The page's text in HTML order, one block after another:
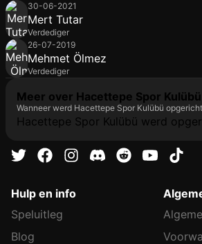
30-06-2021
Mert Tutar
Verdediger
26-07-2019
Mehmet Ölmez
Verdediger
Meer over Hacettepe Spor Kulübü
Wanneer werd Hacettepe Spor Kulübü
Hacettepe Spor Kulübü werd
Hulp en info
Speluitleg
Blog